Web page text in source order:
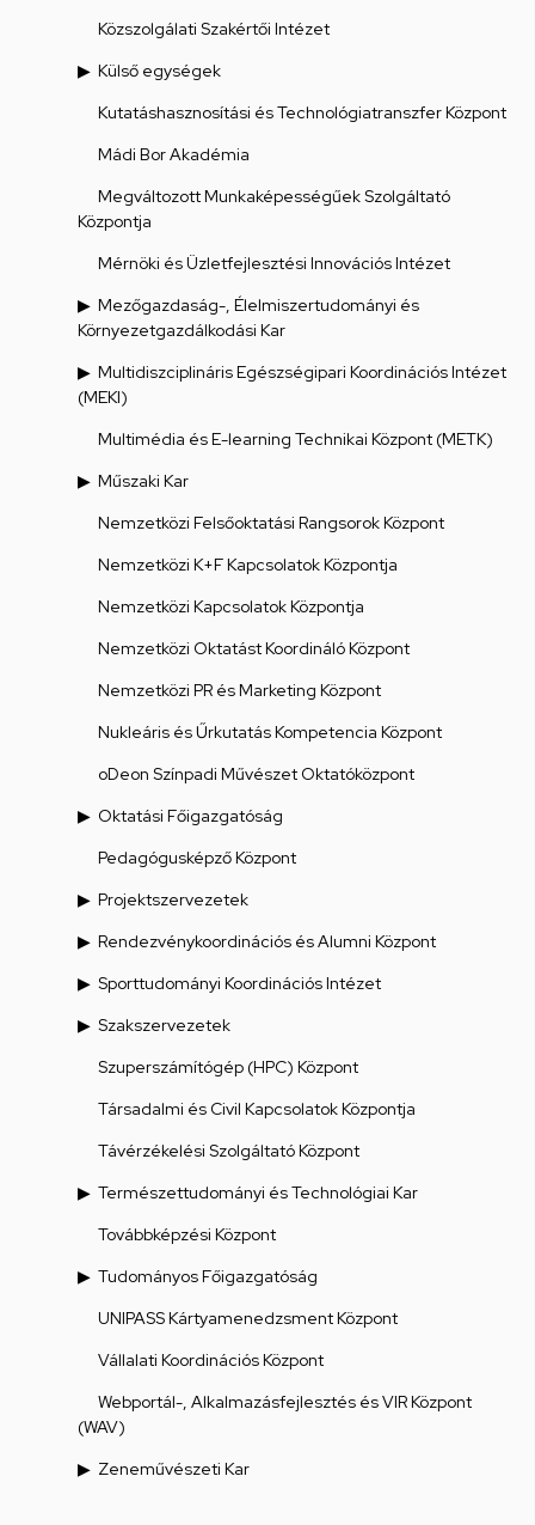
Közszolgálati Szakértői Intézet
Külső egységek
Kutatáshasznosítási és Technológiatranszfer Központ
Mádi Bor Akadémia
Megváltozott Munkaképességűek Szolgáltató
Központja
Mérnöki és Üzletfejlesztési Innovációs Intézet
Mezőgazdaság-, Élelmiszertudományi és
Környezetgazdálkodási Kar
Multidiszciplináris Egészségipari Koordinációs Intézet
(MEKI)
Multimédia és E-learning Technikai Központ (METK)
Műszaki Kar
Nemzetközi Felsőoktatási Rangsorok Központ
Nemzetközi K+F Kapcsolatok Központja
Nemzetközi Kapcsolatok Központja
Nemzetközi Oktatást Koordináló Központ
Nemzetközi PR és Marketing Központ
Nukleáris és Űrkutatás Kompetencia Központ
oDeon Színpadi Művészet Oktatóközpont
Oktatási Főigazgatóság
Pedagógusképző Központ
Projektszervezetek
Rendezvénykoordinációs és Alumni Központ
Sporttudományi Koordinációs Intézet
Szakszervezetek
Szuperszámítógép (HPC) Központ
Társadalmi és Civil Kapcsolatok Központja
Távérzékelési Szolgáltató Központ
Természettudományi és Technológiai Kar
Továbbképzési Központ
Tudományos Főigazgatóság
UNIPASS Kártyamenedzsment Központ
Vállalati Koordinációs Központ
Webportál-, Alkalmazásfejlesztés és VIR Központ
(WAV)
Zeneművészeti Kar